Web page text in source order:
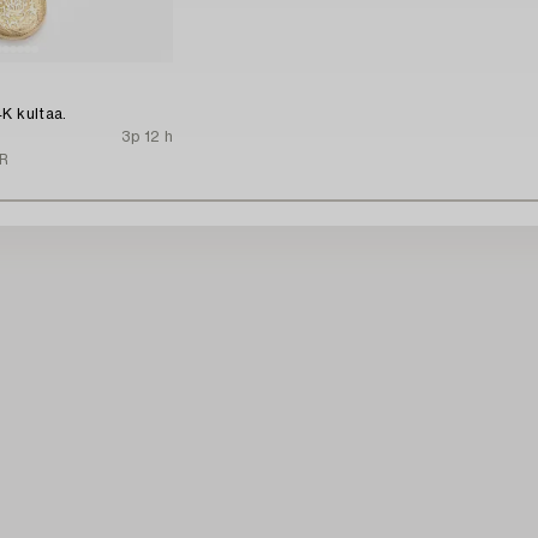
kultaa.
3p 12 h